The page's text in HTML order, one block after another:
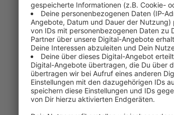
Anzeige